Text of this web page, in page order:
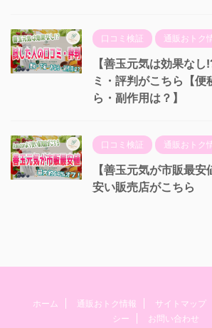
口コミ検証 通販おトク
【善玉元気は効果な
ミ・評判がこちら【便
ら・副作用は？】
口コミ検証 通販おトク
【善玉元気が市販最
安い販売店がこちら
ホーム 通販おトク情報 サイトマップ
シー
お問い合わせ